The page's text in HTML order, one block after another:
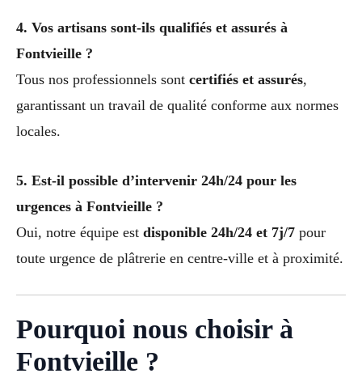
4. Vos artisans sont-ils qualifiés et assurés à
Fontvieille ?
Tous nos professionnels sont certifiés et assurés,
garantissant un travail de qualité conforme aux normes
locales.
5. Est-il possible d’intervenir 24h/24 pour les
urgences à Fontvieille ?
Oui, notre équipe est disponible 24h/24 et 7j/7 pour
toute urgence de plâtrerie en centre-ville et à proximité.
Pourquoi nous choisir à
Fontvieille ?